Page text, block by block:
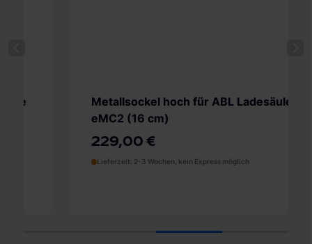
Metallsockel hoch für ABL Ladesäule
eMC2 (16 cm)
229,00 €
Lieferzeit: 2-3 Wochen, kein Express möglich